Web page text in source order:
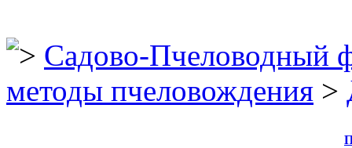
Садово-Пчеловодный
методы пчеловождения >